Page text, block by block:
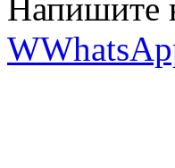
Напишите
W